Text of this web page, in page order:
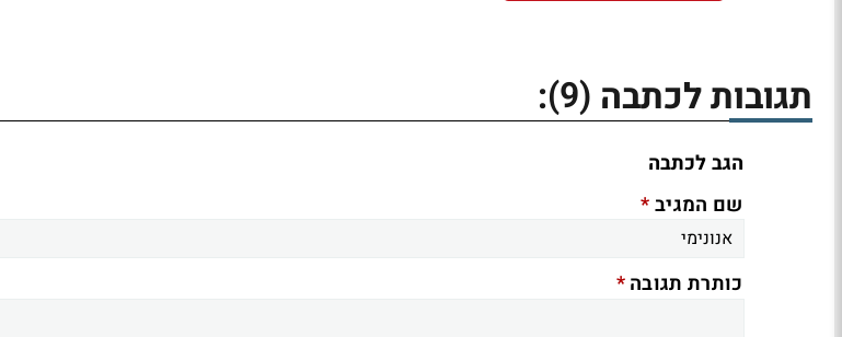
תגובות לכתבה (9)
:
הגב לכתבה
שם המגיב*
כותרת תגובה*